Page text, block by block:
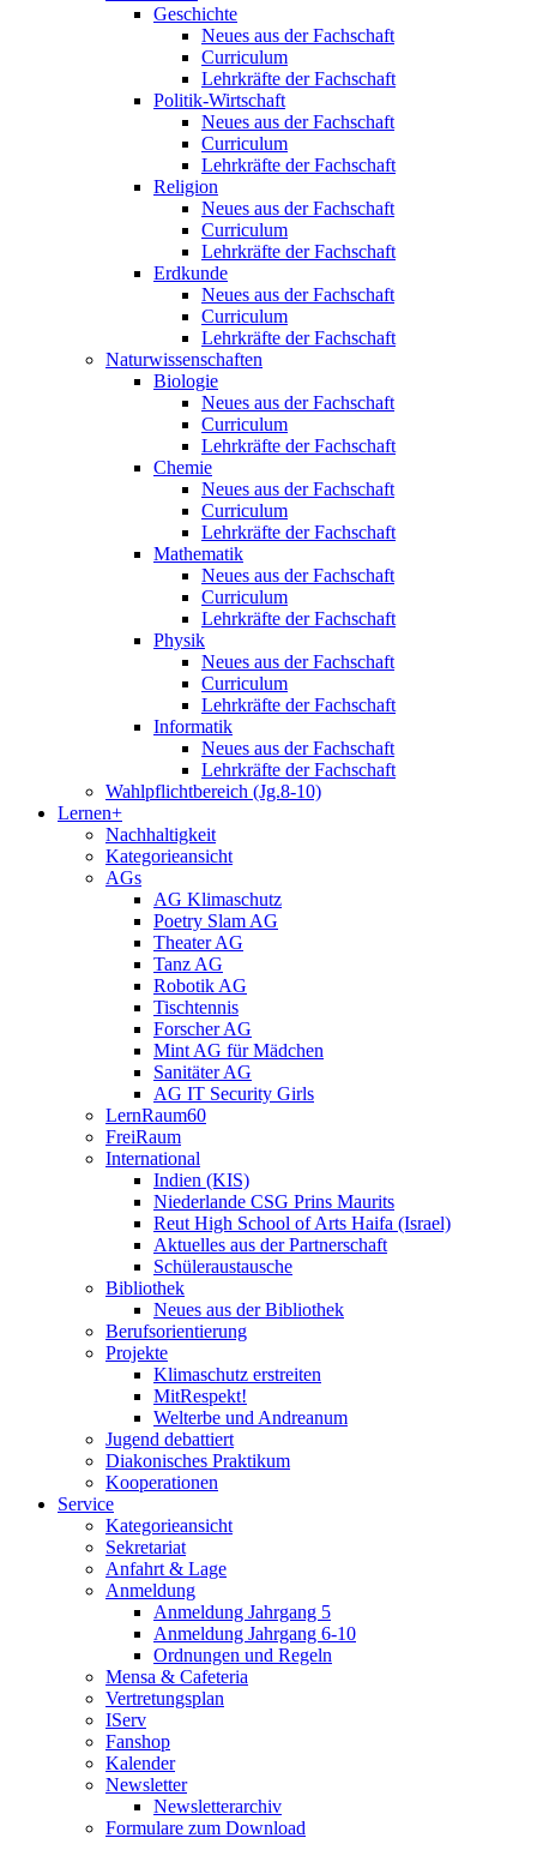
Geschichte
Neues aus der Fachschaft
Curriculum
Lehrkräfte der Fachschaft
Politik-Wirtschaft
Neues aus der Fachschaft
Curriculum
Lehrkräfte der Fachschaft
Religion
Neues aus der Fachschaft
Curriculum
Lehrkräfte der Fachschaft
Erdkunde
Neues aus der Fachschaft
Curriculum
Lehrkräfte der Fachschaft
Naturwissenschaften
Biologie
Neues aus der Fachschaft
Curriculum
Lehrkräfte der Fachschaft
Chemie
Neues aus der Fachschaft
Curriculum
Lehrkräfte der Fachschaft
Mathematik
Neues aus der Fachschaft
Curriculum
Lehrkräfte der Fachschaft
Physik
Neues aus der Fachschaft
Curriculum
Lehrkräfte der Fachschaft
Informatik
Neues aus der Fachschaft
Lehrkräfte der Fachschaft
Wahlpflichtbereich (Jg.8-10)
Lernen+
Nachhaltigkeit
Kategorieansicht
AGs
AG Klimaschutz
Poetry Slam AG
Theater AG
Tanz AG
Robotik AG
Tischtennis
Forscher AG
Mint AG für Mädchen
Sanitäter AG
AG IT Security Girls
LernRaum60
FreiRaum
International
Indien (KIS)
Niederlande CSG Prins Maurits
Reut High School of Arts Haifa (Israel)
Aktuelles aus der Partnerschaft
Schüleraustausche
Bibliothek
Neues aus der Bibliothek
Berufsorientierung
Projekte
Klimaschutz erstreiten
MitRespekt!
Welterbe und Andreanum
Jugend debattiert
Diakonisches Praktikum
Kooperationen
Service
Kategorieansicht
Sekretariat
Anfahrt & Lage
Anmeldung
Anmeldung Jahrgang 5
Anmeldung Jahrgang 6-10
Ordnungen und Regeln
Mensa & Cafeteria
Vertretungsplan
IServ
Fanshop
Kalender
Newsletter
Newsletterarchiv
Formulare zum Download